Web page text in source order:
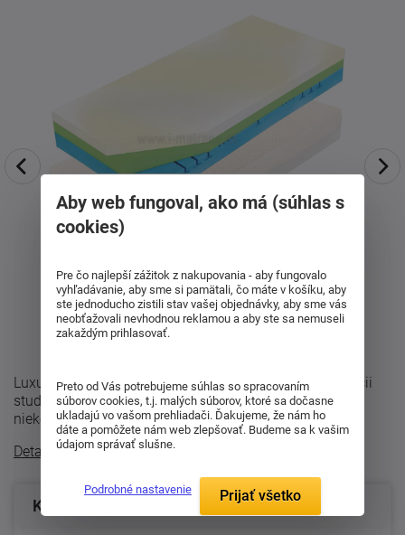
Luxusný ortopedický matrac Curem C 4500 v kombinácii
studenej a lenivej peny v sete 1+1 . Matrac sa skladá z
niekoľkých vrstiev: Super-soft ...
Detailný popis
Konfigurácia produktu
Aby web fungoval, ako má (súhlas s
cookies)
Pre čo najlepší zážitok z nakupovania - aby fungovalo
vyhľadávanie, aby sme si pamätali, čo máte v košíku, aby
ste jednoducho zistili stav vašej objednávky, aby sme vás
neobťažovali nevhodnou reklamou a aby ste sa nemuseli
zakaždým prihlasovať.
Preto od Vás potrebujeme súhlas so spracovaním
súborov cookies, t.j. malých súborov, ktoré sa dočasne
ukladajú vo vašom prehliadači. Ďakujeme, že nám ho
dáte a pomôžete nám web zlepšovať. Budeme sa k vašim
údajom správať slušne.
Podrobné nastavenie Prijať všetko